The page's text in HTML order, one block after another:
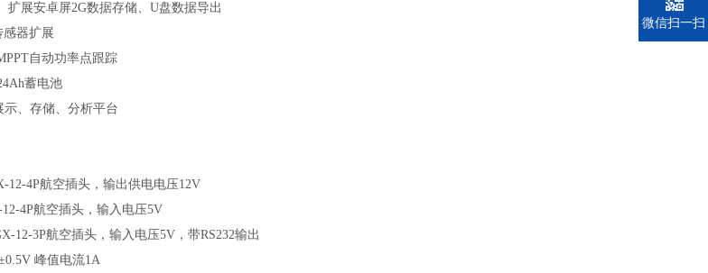
展安卓屏2G数据存储、U盘数据导出
器扩展
自动功率点跟踪
蓄电池
、存储、分析平台
12-4P航空插头，输出供电电压12V
4P航空插头，输入电压5V
3P航空插头，输入电压5V，带RS232输出
峰值电流1A
电话
微信扫一扫